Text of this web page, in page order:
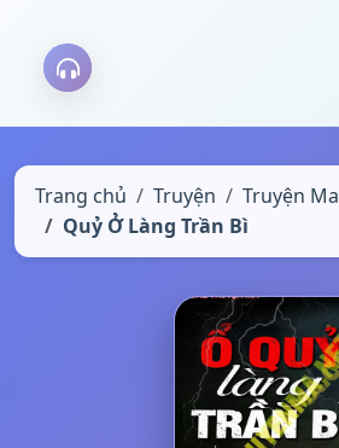
Trang chủ Truyện
Truyện Ma
Quỷ Ở Làng Trần Bì